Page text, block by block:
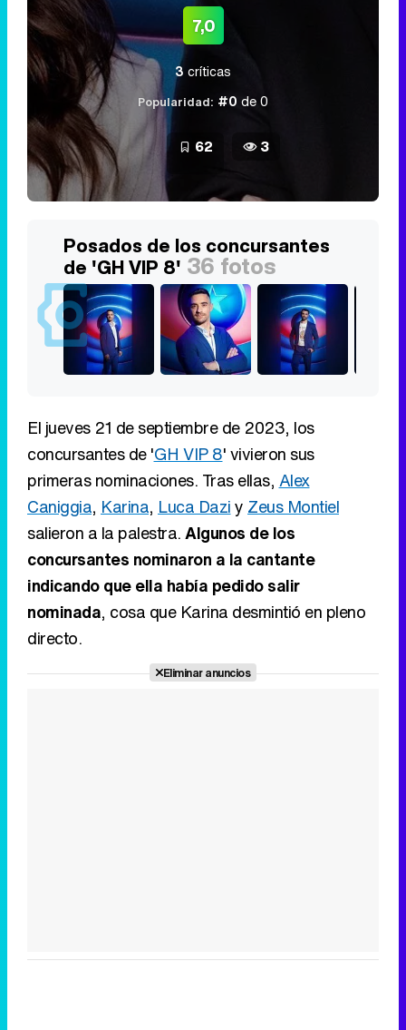
7,0
3 críticas
Popularidad: #0 de 0
62 3
Posados de los concursantes
de 'GH VIP 8' 36 fotos
El jueves 21 de septiembre de 2023, los
concursantes de 'GH VIP 8' vivieron sus
primeras nominaciones. Tras ellas, Alex
Caniggia, Karina, Luca Daziy Zeus Montiel
salieron a la palestra.Algunos de los
concursantes nominaron a la cantante
indicando que ella había pedido salir
nominada, cosa que Karina desmintió en pleno
directo.
Eliminar anuncios